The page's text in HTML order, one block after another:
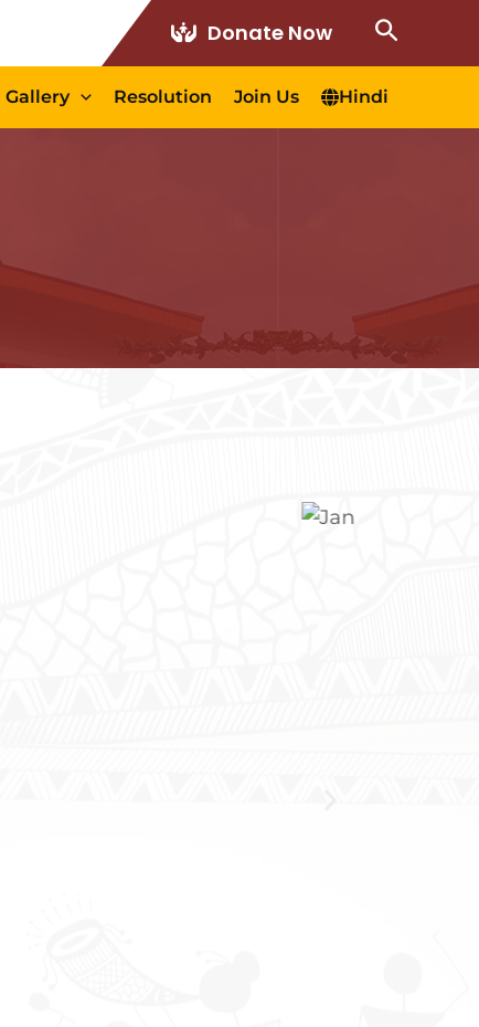
Donate Now Search
Gallery Resolution Join Us Hindi